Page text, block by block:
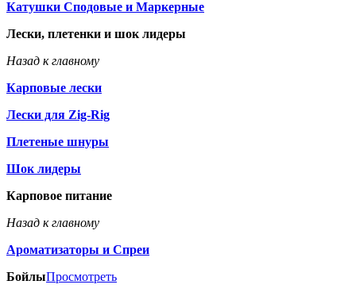
Катушки Сподовые и Маркерные
Лески, плетенки и шок лидеры
Назад к главному
Карповые лески
Лески для Zig-Rig
Плетеные шнуры
Шок лидеры
Карповое питание
Назад к главному
Ароматизаторы и Спреи
БойлыПросмотреть